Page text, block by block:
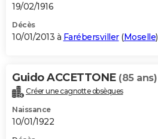
19/02/1916
Décès
10/01/2013 à Farébersviller(Moselle)
Guido ACCETTONE (85 ans)
Créer une cagnotte obsèques
Naissance
10/01/1922